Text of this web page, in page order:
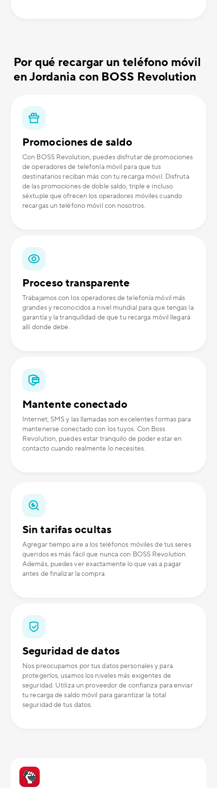
Por qué recargar un teléfono móvil
en Jordania con BOSS Revolution
Promociones de saldo
Con BOSS Revolution, puedes disfrutar de promociones
de operadores de telefonía móvil para que tus
destinatarios reciban más con tu recarga móvil. Disfruta
de las promociones de doble saldo, triple e incluso
séxtuple que ofrecen los operadores móviles cuando
recargas un teléfono móvil con nosotros.
Proceso transparente
Trabajamos con los operadores de telefonía móvil más
grandes y reconocidos a nivel mundial para que tengas la
garantía y la tranquilidad de que tu recarga móvil llegará
allí donde debe.
Mantente conectado
Internet, SMS y las llamadas son excelentes formas para
mantenerse conectado con los tuyos. Con Boss
Revolution, puedes estar tranquilo de poder estar en
contacto cuando realmente lo necesites.
Sin tarifas ocultas
Agregar tiempo aire a los teléfonos móviles de tus seres
queridos es más fácil que nunca con BOSS Revolution.
Además, puedes ver exactamente lo que vas a pagar
antes de finalizar la compra.
Seguridad de datos
Nos preocupamos por tus datos personales y para
protegerlos, usamos los niveles más exigentes de
seguridad. Utiliza un proveedor de confianza para enviar
tu recarga de saldo móvil para garantizar la total
seguridad de tus datos.